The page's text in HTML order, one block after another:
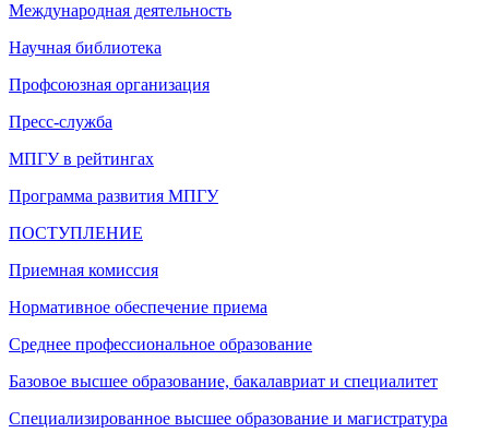
Международная деятельность
Научная библиотека
Профсоюзная организация
Пресс-служба
МПГУ в рейтингах
Программа развития МПГУ
ПОСТУПЛЕНИЕ
Приемная комиссия
Нормативное обеспечение приема
Среднее профессиональное образование
Базовое высшее образование, бакалавриат и специалитет
Специализированное высшее образование и магистратура